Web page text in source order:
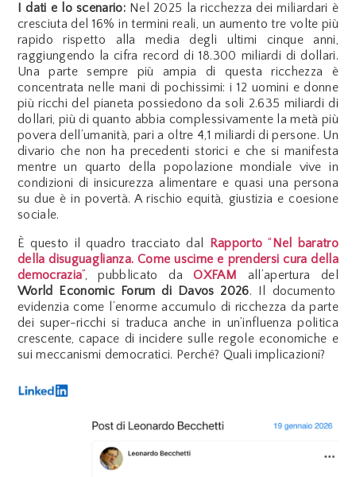
I dati e lo scenario: Nel 2025 la ricchezza dei miliardari è
cresciuta del 16% in termini reali, un aumento tre volte più
rapido rispetto alla media degli ultimi cinque anni,
raggiungendo la cifra record di 18.300 miliardi di dollari.
Una parte sempre più ampia di questa ricchezza è
concentrata nelle mani di pochissimi: i 12 uomini e donne
più ricchi del pianeta possiedono da soli 2.635 miliardi di
dollari, più di quanto abbia complessivamente la metà più
povera dell’umanità, pari a oltre 4,1 miliardi di persone. Un
divario che non ha precedenti storici e che si manifesta
mentre un quarto della popolazione mondiale vive in
condizioni di insicurezza alimentare e quasi una persona
su due è in povertà. A rischio equità, giustizia e coesione
sociale.
È questo il quadro tracciato dal
Rapporto “ Nel baratro
della disuguaglianza. Come uscirne e prendersi cura della
democrazia”, pubblicato daOXFAM
all’apertura del
World Economic Forum di Davos 2026. Il documento
evidenzia come l’enorme accumulo di ricchezza da parte
dei super-ricchi si traduca anche in un’influenza politica
crescente, capace di incidere sulle regole economiche e
sui meccanismi democratici. Perché? Quali implicazioni?